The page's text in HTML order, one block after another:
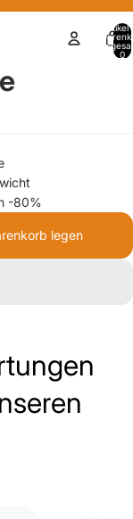
Artikel
0
-80%
legen